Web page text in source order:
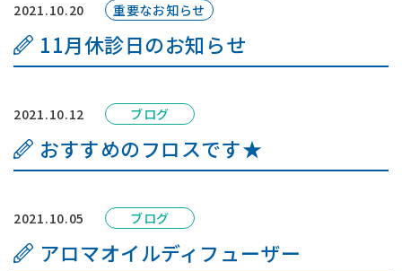
2021.10.20 重要なお知らせ
11月休診日のお知らせ
2021.10.12 ブログ
おすすめのフロスです★
2021.10.05 ブログ
アロマオイルディフューザー